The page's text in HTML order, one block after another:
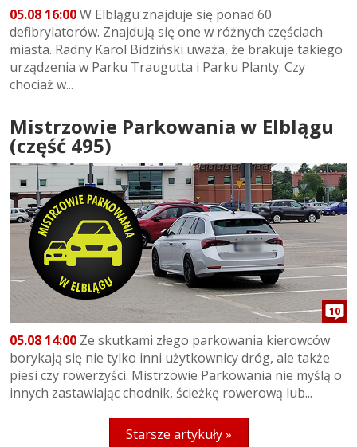
05.08 16:00W Elblągu znajduje się ponad 60
defibrylatorów. Znajdują się one w różnych częściach
miasta. Radny Karol Bidziński uważa, że brakuje takiego
urządzenia w Parku Traugutta i Parku Planty. Czy
chociaż w...
Mistrzowie Parkowania w Elblągu
(część 495)
10
05.08 14:00 Ze skutkami złego parkowania kierowców
borykają się nie tylko inni użytkownicy dróg, ale także
piesi czy rowerzyści. Mistrzowie Parkowania nie myślą o
innych zastawiając chodnik, ścieżkę rowerową lub...
Starsze artykuły »